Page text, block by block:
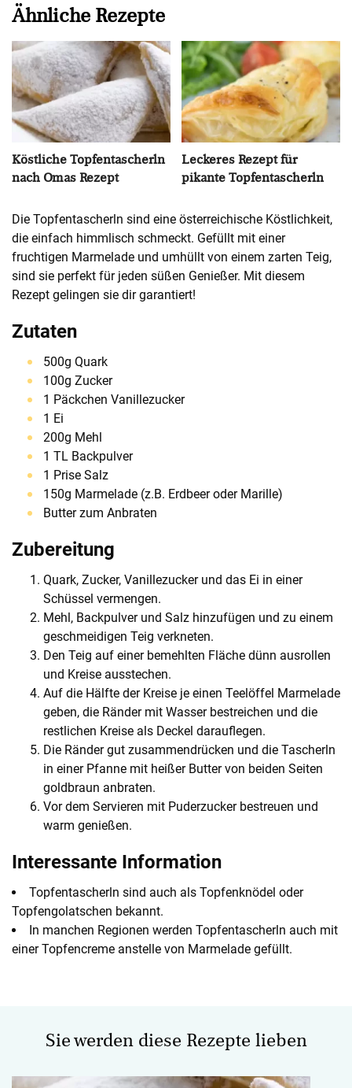
Ähnliche Rezepte
Köstliche Topfentascherln
nach Omas Rezept
Leckeres Rezept für
pikante Topfentascherln
Die Topfentascherln sind eine österreichische Köstlichkeit,
die einfach himmlisch schmeckt. Gefüllt mit einer
fruchtigen Marmelade und umhüllt von einem zarten Teig,
sind sie perfekt für jeden süßen Genießer. Mit diesem
Rezept gelingen sie dir garantiert!
Zutaten
500g Quark
100g Zucker
1 Päckchen Vanillezucker
1 Ei
200g Mehl
1 TL Backpulver
1 Prise Salz
150g Marmelade (z.B. Erdbeer oder Marille)
Butter zum Anbraten
Zubereitung
Quark, Zucker, Vanillezucker und das Ei in einer
Schüssel vermengen.
Mehl, Backpulver und Salz hinzufügen und zu einem
geschmeidigen Teig verkneten.
Den Teig auf einer bemehlten Fläche dünn ausrollen
und Kreise ausstechen.
Auf die Hälfte der Kreise je einen Teelöffel Marmelade
geben, die Ränder mit Wasser bestreichen und die
restlichen Kreise als Deckel darauflegen.
Die Ränder gut zusammendrücken und die Tascherln
in einer Pfanne mit heißer Butter von beiden Seiten
goldbraun anbraten.
Vor dem Servieren mit Puderzucker bestreuen und
warm genießen.
Interessante Information
Topfentascherln sind auch als Topfenknödel oder
Topfengolatschen bekannt.
In manchen Regionen werden Topfentascherln auch mit
einer Topfencreme anstelle von Marmelade gefüllt.
Sie werden diese Rezepte lieben